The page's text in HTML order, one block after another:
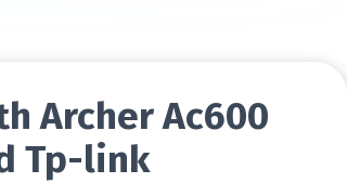
Archer Ac600
Tp-link